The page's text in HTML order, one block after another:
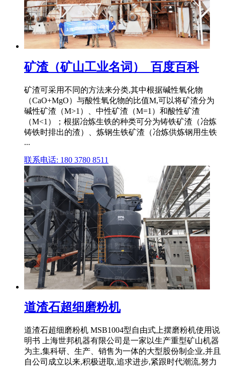
矿渣（矿山工业名词）_百度百科
矿渣可采用不同的方法来分类,其中根据碱性氧化物
（CaO+MgO）与酸性氧化物的比值M,可以将矿渣分为
碱性矿渣（M>1）、中性矿渣（M=1）和酸性矿渣
（M<1）；根据冶炼生铁的种类可分为铸铁矿渣（冶炼
铸铁时排出的渣）、炼钢生铁矿渣（冶炼供炼钢用生铁
...
联系电话: 180 3780 8511
道渣石超细磨粉机
道渣石超细磨粉机 MSB1004型自由式上摆磨粉机使用说
明书 上海世邦机器有限公司是一家以生产重型矿山机器
为主,集科研、生产、销售为一体的大型股份制企业,并且
自公司成立以来,积极进取,追求进步,紧跟时代潮流,努力